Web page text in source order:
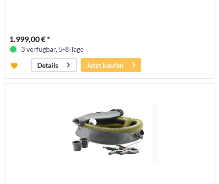
1.999,00 € *
3 verfügbar, 5-8 Tage
Details
Jetzt kaufen